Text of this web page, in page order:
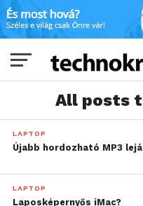
All posts
LAPTOP
Újabb hordozható MP3
LAPTOP
Laposképernyős iMac?